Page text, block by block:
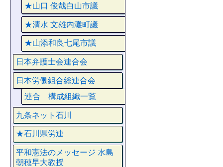
★山口 俊哉白山市議
★清水 文雄内灘町議
★山添和良七尾市議
日本弁護士会連合会
日本労働組合総連合会
連合 構成組織一覧
九条ネット石川
★石川県労連
平和憲法のメッセージ 水島
朝穂早大教授